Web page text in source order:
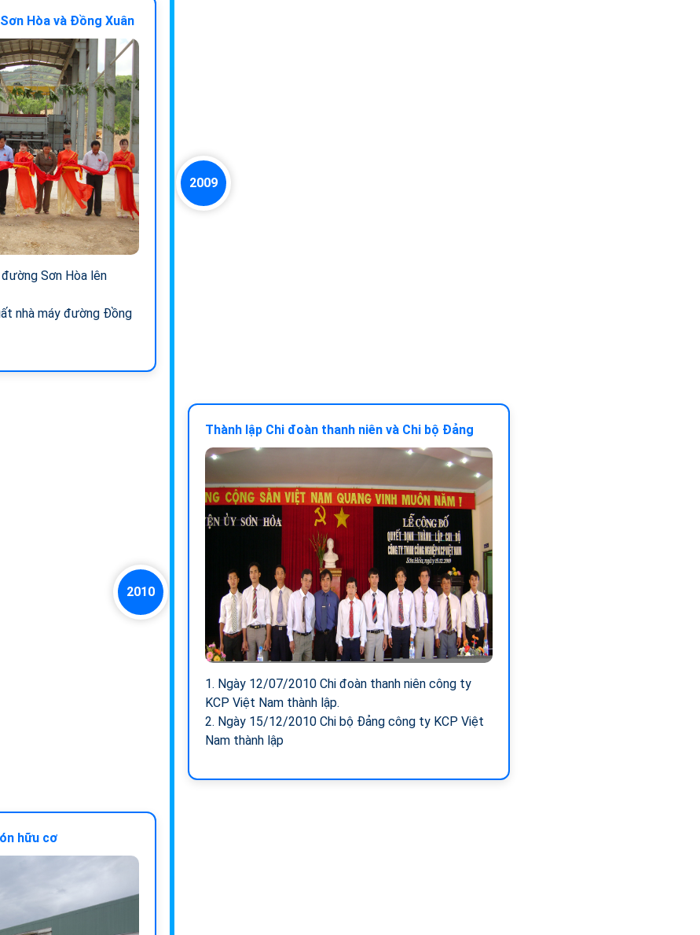
2009
Hòa và Đồng Xuân
Sơn Hòa lên
nhà máy đường Đồng
2010
Thành lập Chi đoàn thanh niên và Chi bộ Đảng
1. Ngày 12/07/2010 Chi đoàn thanh niên công ty
KCP Việt Nam thành lập.
2. Ngày 15/12/2010 Chi bộ Đảng công ty KCP Việt
Nam thành lập
hữu cơ